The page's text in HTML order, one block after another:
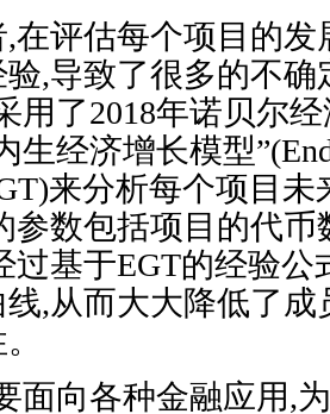
在评估每个项目的
,导致了很多的不确
用了2018年诺贝尔
生经济增长模型
来分析每个项目
参数包括项目的代
过基于EGT的经验
,从而大大降低了
面向各种金融应用,